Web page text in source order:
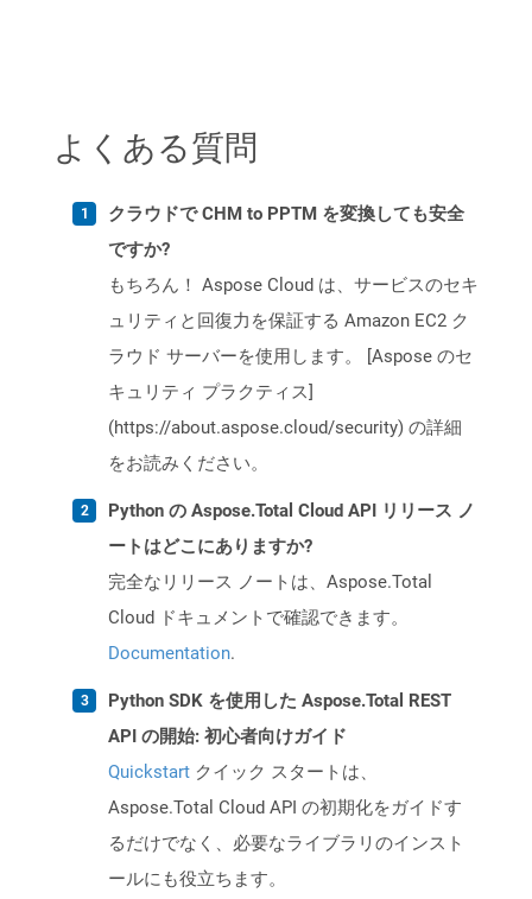
よくある質問
クラウドで CHM to PPTM を変換しても安全
ですか?
もちろん！ Aspose Cloud は、サービスのセキ
ュリティと回復力を保証する Amazon EC2 ク
ラウド サーバーを使用します。 [Aspose のセ
キュリティ プラクティス]
(https://about.aspose.cloud/security) の詳細
をお読みください。
Python の Aspose.Total Cloud API リリース ノ
ートはどこにありますか?
完全なリリース ノートは、Aspose.Total
Cloud ドキュメントで確認できます。
Documentation.
Python SDK を使用した Aspose.Total REST
API の開始: 初心者向けガイド
Quickstart クイック スタートは、
Aspose.Total Cloud API の初期化をガイドす
るだけでなく、必要なライブラリのインスト
ールにも役立ちます。